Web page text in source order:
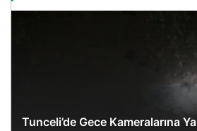
Tunceli’de Gece Kameralarına